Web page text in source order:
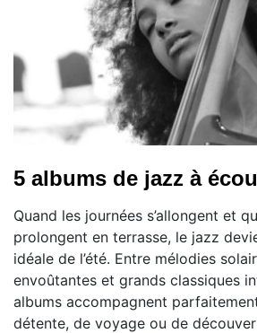
5 albums de jazz à
Quand les journées s’allongent et
prolongent en terrasse, le jazz
idéale de l’été. Entre mélodies
envoûtantes et grands classiques
albums accompagnent
détente, de voyage ou de